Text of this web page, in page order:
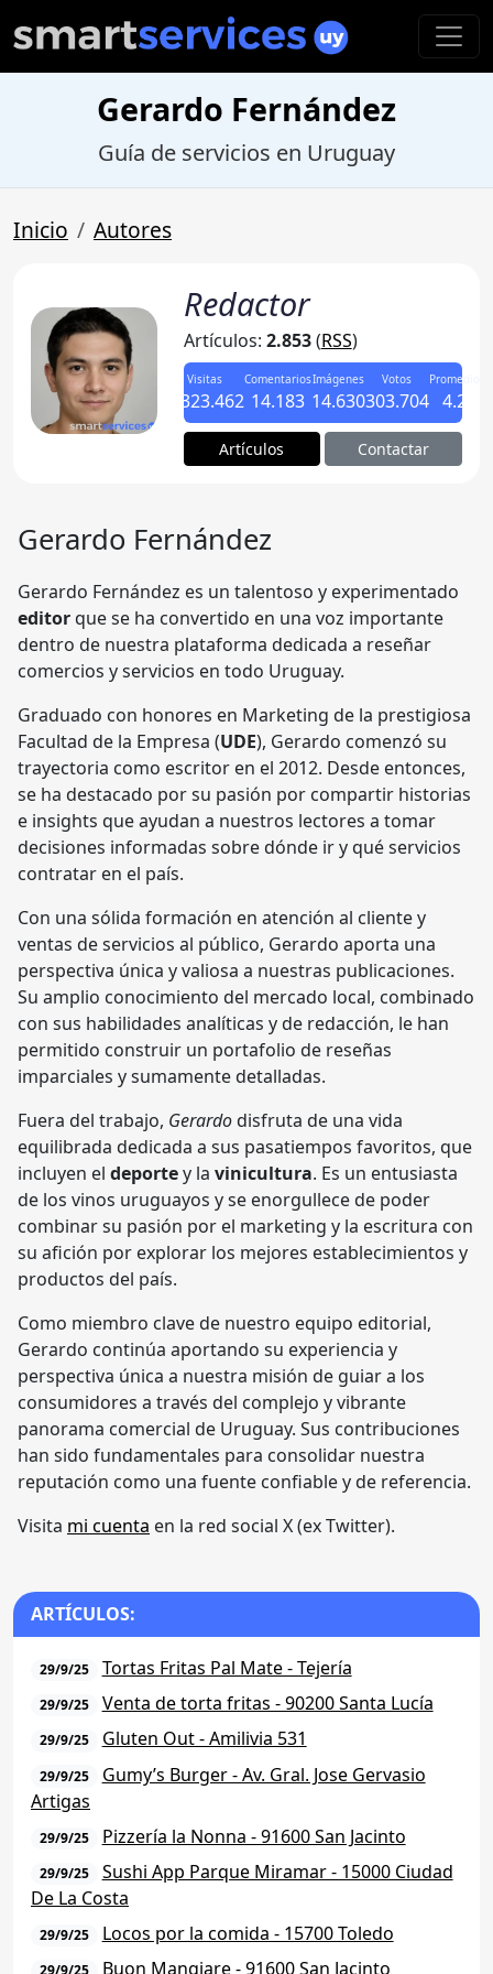
Gerardo Fernández
Guía de servicios en Uruguay
Inicio Autores
Redactor
Artículos: 2.853(RSS)
Visitas
3.323.462
Comentarios
14.183
Imágenes
14.630
Votos
303.704
Promedio
4.2
Artículos Contactar
Gerardo Fernández
Gerardo Fernández es un talentoso y experimentado
editorque se ha convertido en una voz importante
dentro de nuestra plataforma dedicada a reseñar
comercios y servicios en todo Uruguay.
Graduado con honores en Marketing de la prestigiosa
Facultad de la Empresa (UDE), Gerardo comenzó su
trayectoria como escritor en el 2012. Desde entonces,
se ha destacado por su pasión por compartir historias
e insights que ayudan a nuestros lectores a tomar
decisiones informadas sobre dónde ir y qué servicios
contratar en el país.
Con una sólida formación en atención al cliente y
ventas de servicios al público, Gerardo aporta una
perspectiva única y valiosa a nuestras publicaciones.
Su amplio conocimiento del mercado local, combinado
con sus habilidades analíticas y de redacción, le han
permitido construir un portafolio de reseñas
imparciales y sumamente detalladas.
Fuera del trabajo, Gerardodisfruta de una vida
equilibrada dedicada a sus pasatiempos favoritos, que
incluyen el deportey la vinicultura. Es un entusiasta
de los vinos uruguayos y se enorgullece de poder
combinar su pasión por el marketing y la escritura con
su afición por explorar los mejores establecimientos y
productos del país.
Como miembro clave de nuestro equipo editorial,
Gerardo continúa aportando su experiencia y
perspectiva única a nuestra misión de guiar a los
consumidores a través del complejo y vibrante
panorama comercial de Uruguay. Sus contribuciones
han sido fundamentales para consolidar nuestra
reputación como una fuente confiable y de referencia.
Visita mi cuenta en la red social X (ex Twitter).
ARTÍCULOS:
29/9/25 Tortas Fritas Pal Mate - Tejería
29/9/25 Venta de torta fritas - 90200 Santa Lucía
29/9/25 Gluten Out - Amilivia 531
29/9/25
Gumy’s Burger - Av. Gral. Jose Gervasio
Artigas
29/9/25 Pizzería la Nonna - 91600 San Jacinto
29/9/25
Sushi App Parque Miramar - 15000 Ciudad
De La Costa
29/9/25 Locos por la comida - 15700 Toledo
Buon Mangiare - 91600 San Jacinto